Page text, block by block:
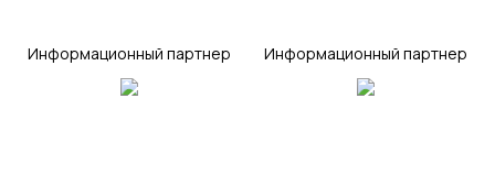
Информационный партнер Информационный партнер